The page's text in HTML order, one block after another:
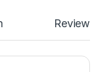
Reviews